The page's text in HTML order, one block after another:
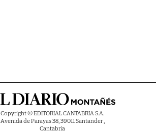
Copyright © EDITORIAL CANTABRIA S.A.
Avenida de Parayas 38, 39011 Santander ,
Cantabria